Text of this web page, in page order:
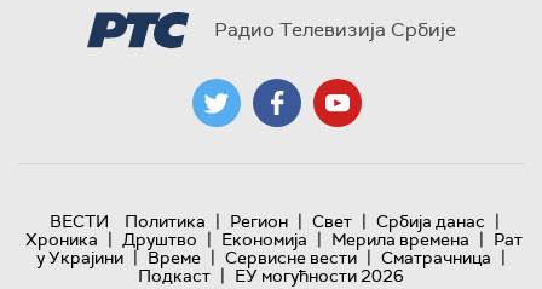
Радио Телевизија Србије
ВЕСТИ Политика | Регион | Свет | Србија данас |
Хроника | Друштво | Економија | Мерила времена | Рат
у Украјини | Време | Сервисне вести | Сматрачница |
Подкаст | ЕУ могућности 2026